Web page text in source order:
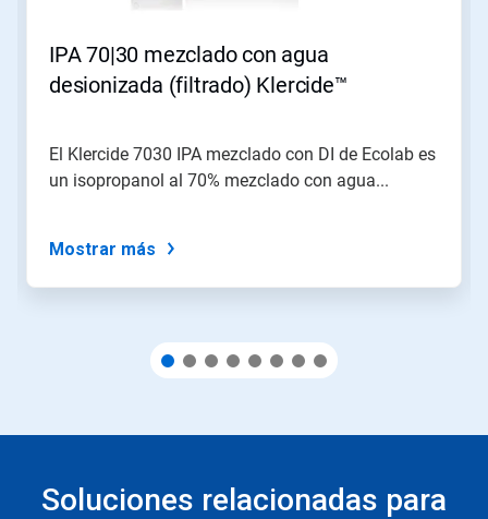
navegar
diapositiva
IPA 70|30 mezclado con agua
desionizada (filtrado) Klercide™
El Klercide 7030 IPA mezclado con DI de Ecolab es
un isopropanol al 70% mezclado con agua...
Mostrar más
Soluciones relacionadas para